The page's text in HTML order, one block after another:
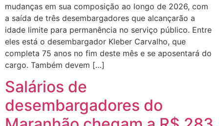
mudanças em sua composição ao longo de 2026, com
a saída de três desembargadores que alcançarão a
idade limite para permanência no serviço público. Entre
eles está o desembargador Kleber Carvalho, que
completa 75 anos no fim deste mês e se aposentará do
cargo. Também devem […]
Salários de
desembargadores do